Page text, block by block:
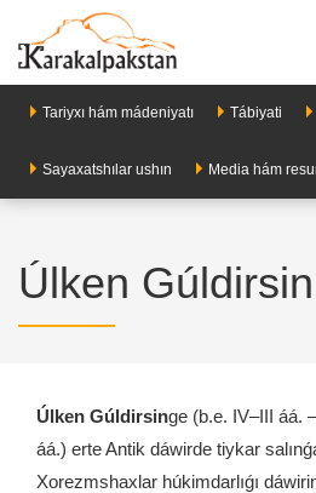
Tariyxı hám mádeniyatı Tábiyati
Sayaxatshılar ushın Media hám
Úlken Gúldirsin
Úlken Gúldirsinge (b.e. IV–III áá.
áá.) erte Antik dáwirde tiykar
Xorezmshaxlar húkimdarlıǵı